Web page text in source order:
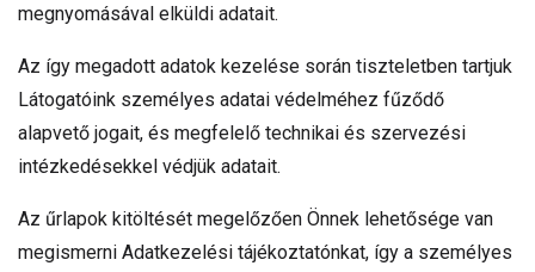
megnyomásával elküldi adatait.
Az így megadott adatok kezelése során tiszteletben tartjuk
Látogatóink személyes adatai védelméhez fűződő
alapvető jogait, és megfelelő technikai és szervezési
intézkedésekkel védjük adatait.
Az űrlapok kitöltését megelőzően Önnek lehetősége van
megismerni Adatkezelési tájékoztatónkat, így a személyes